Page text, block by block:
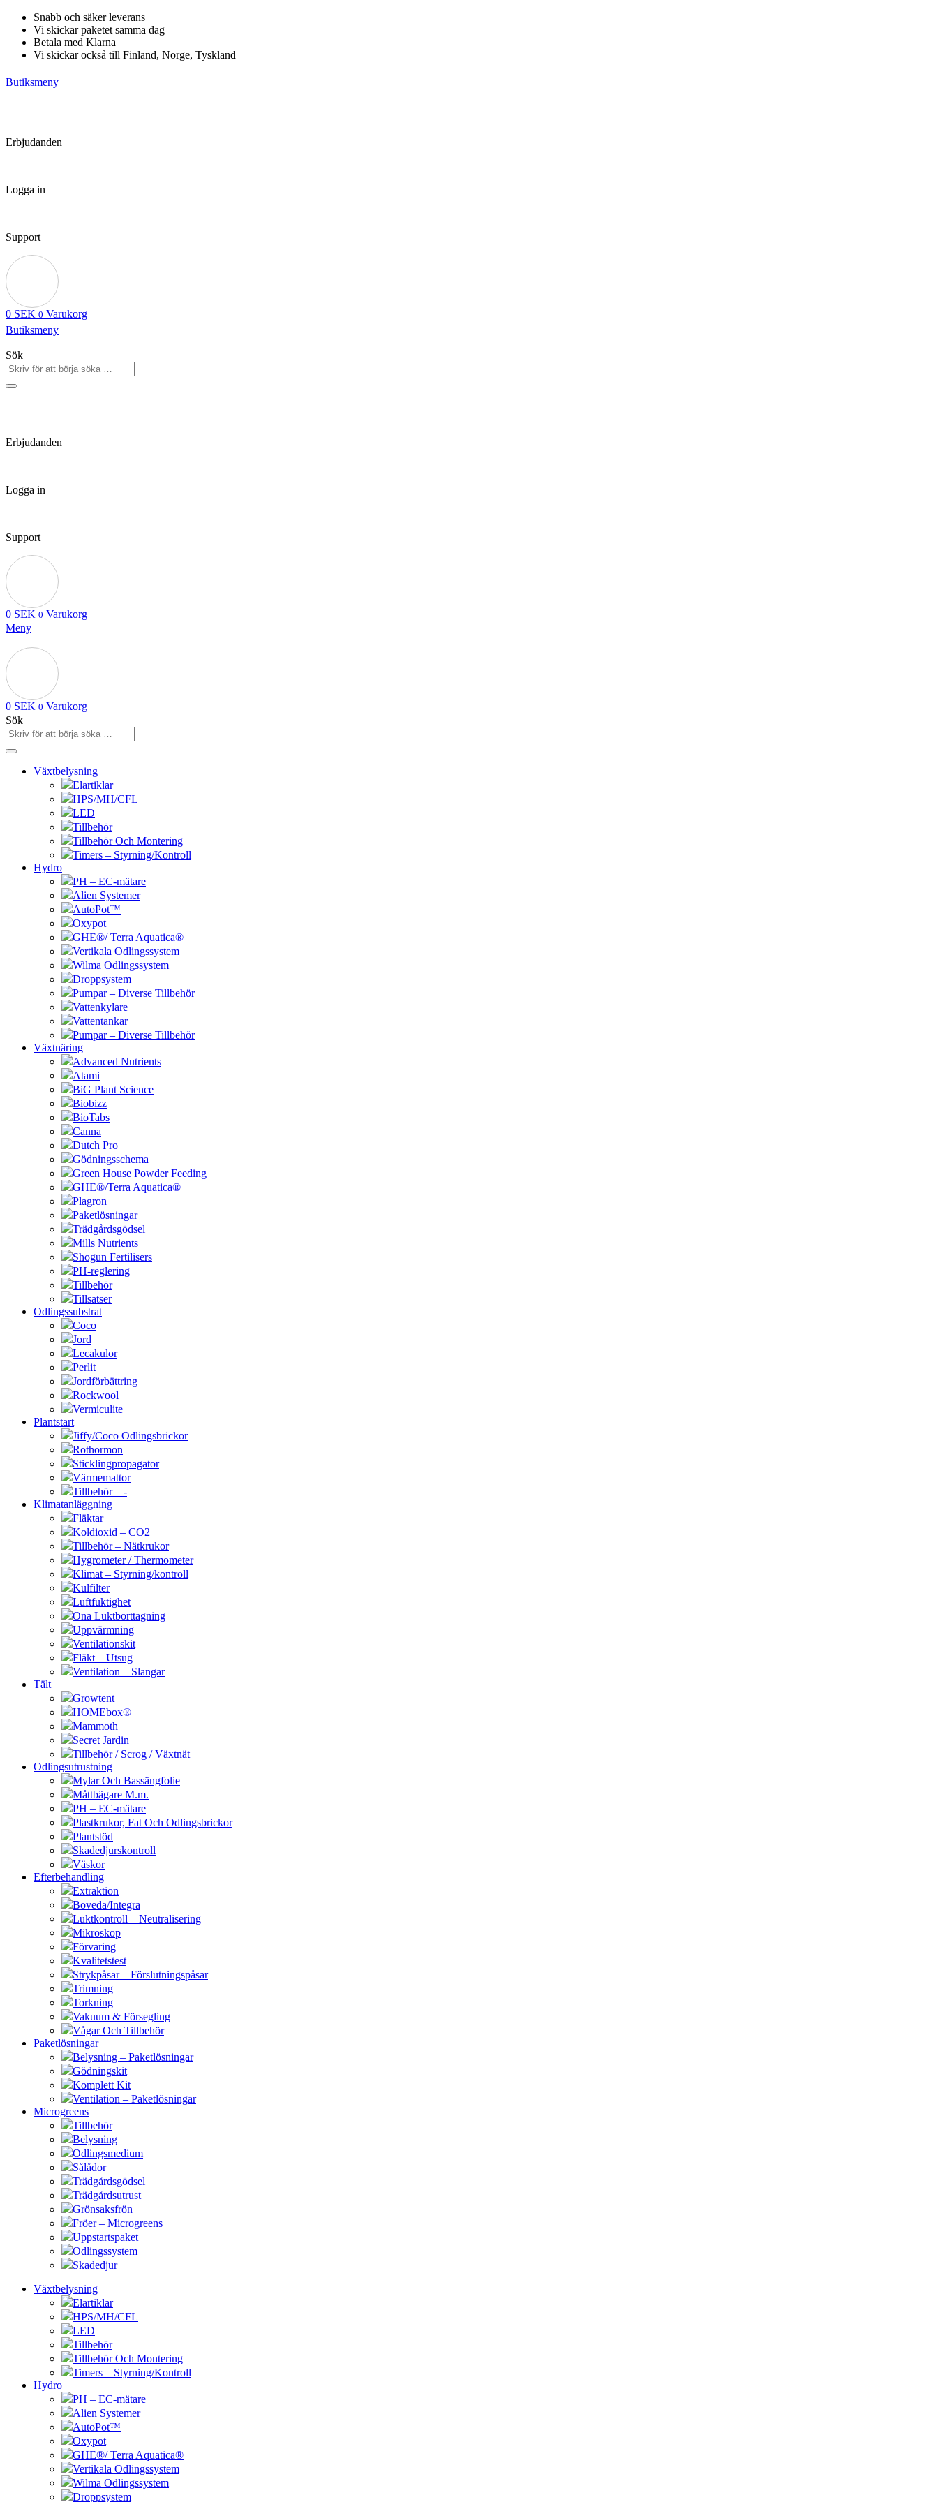
Hoppa
innehåll
Snabb och säker leverans
Vi skickar paketet samma dag
Betala med Klarna
Vi skickar också till Finland, Norge, Tyskland
Butiksmeny
Erbjudanden
Logga in
Support
0 SEK 0 Varukorg
Butiksmeny
Sök
Erbjudanden
Logga in
Support
0 SEK 0 Varukorg
Meny
0 SEK 0 Varukorg
Sök
Växtbelysning
Elartiklar
HPS/MH/CFL
LED
Tillbehör
Tillbehör Och Montering
Timers – Styrning/Kontroll
Hydro
PH – EC-mätare
Alien Systemer
AutoPot™
Oxypot
GHE®/ Terra Aquatica®
Vertikala Odlingssystem
Wilma Odlingssystem
Droppsystem
Pumpar – Diverse Tillbehör
Vattenkylare
Vattentankar
Pumpar – Diverse Tillbehör
Växtnäring
Advanced Nutrients
Atami
BiG Plant Science
Biobizz
BioTabs
Canna
Dutch Pro
Gödningsschema
Green House Powder Feeding
GHE®/Terra Aquatica®
Plagron
Paketlösningar
Trädgårdsgödsel
Mills Nutrients
Shogun Fertilisers
PH-reglering
Tillbehör
Tillsatser
Odlingssubstrat
Coco
Jord
Lecakulor
Perlit
Jordförbättring
Rockwool
Vermiculite
Plantstart
Jiffy/Coco Odlingsbrickor
Rothormon
Sticklingpropagator
Värmemattor
Tillbehör—-
Klimatanläggning
Fläktar
Koldioxid – CO2
Tillbehör – Nätkrukor
Hygrometer / Thermometer
Klimat – Styrning/kontroll
Kulfilter
Luftfuktighet
Ona Luktborttagning
Uppvärmning
Ventilationskit
Fläkt – Utsug
Ventilation – Slangar
Tält
Growtent
HOMEbox®
Mammoth
Secret Jardin
Tillbehör / Scrog / Växtnät
Odlingsutrustning
Mylar Och Bassängfolie
Måttbägare M.m.
PH – EC-mätare
Plastkrukor, Fat Och Odlingsbrickor
Plantstöd
Skadedjurskontroll
Väskor
Efterbehandling
Extraktion
Boveda/Integra
Luktkontroll – Neutralisering
Mikroskop
Förvaring
Kvalitetstest
Strykpåsar – Förslutningspåsar
Trimning
Torkning
Vakuum & Försegling
Vågar Och Tillbehör
Paketlösningar
Belysning – Paketlösningar
Gödningskit
Komplett Kit
Ventilation – Paketlösningar
Microgreens
Tillbehör
Belysning
Odlingsmedium
Sålådor
Trädgårdsgödsel
Trädgårdsutrust
Grönsaksfrön
Fröer – Microgreens
Uppstartspaket
Odlingssystem
Skadedjur
Växtbelysning
Elartiklar
HPS/MH/CFL
LED
Tillbehör
Tillbehör Och Montering
Timers – Styrning/Kontroll
Hydro
PH – EC-mätare
Alien Systemer
AutoPot™
Oxypot
GHE®/ Terra Aquatica®
Vertikala Odlingssystem
Wilma Odlingssystem
Droppsystem